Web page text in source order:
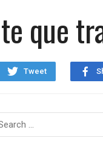
que
Tweet